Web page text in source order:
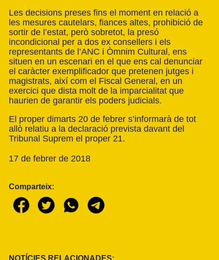
Les decisions preses fins el moment en relació a
les mesures cautelars, fiances altes, prohibició de
sortir de l’estat, però sobretot, la presó
incondicional per a dos ex consellers i els
representants de l’ANC i Òmnim Cultural, ens
situen en un escenari en el que ens cal denunciar
el caràcter exemplificador que pretenen jutges i
magistrats, així com el Fiscal General, en un
exercici que dista molt de la imparcialitat que
haurien de garantir els poders judicials.
El proper dimarts 20 de febrer s’informarà de tot
allò relatiu a la declaració prevista davant del
Tribunal Suprem el proper 21.
17 de febrer de 2018
Comparteix:
NOTÍCIES RELACIONADES: